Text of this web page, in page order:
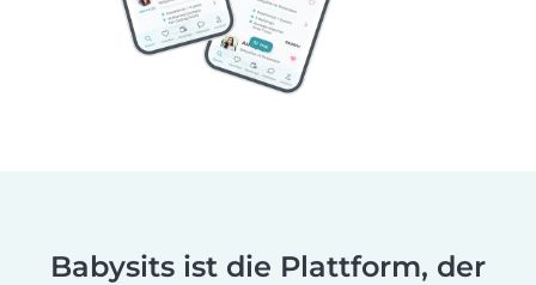
Babysits ist die Plattform, der